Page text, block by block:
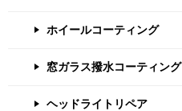
ホイールコーティング
窓ガラス撥水コーティング
ヘッドライトリペア